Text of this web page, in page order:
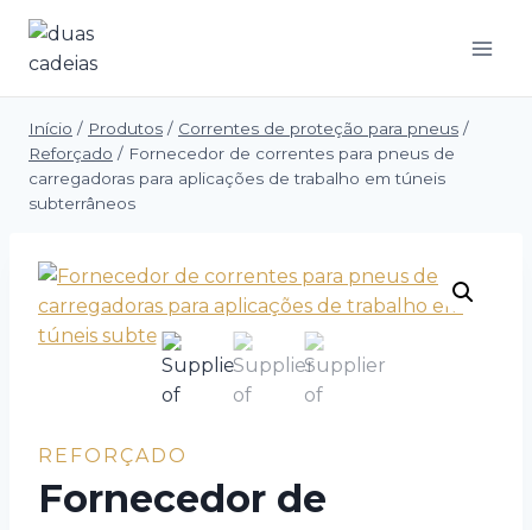
Saltar
para
conteúdo
Início / Produtos / Correntes de proteção para pneus /
Reforçado / Fornecedor de correntes para pneus de
carregadoras para aplicações de trabalho em túneis
subterrâneos
REFORÇADO
Fornecedor de